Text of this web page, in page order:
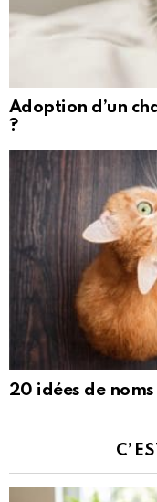
Adoption d’un
?
20 idées de